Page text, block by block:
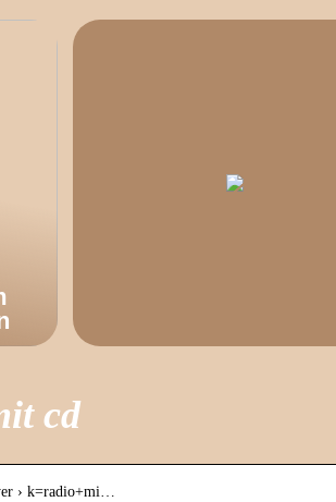
cd
› k=radio+mi…